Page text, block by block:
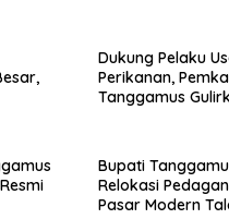
Dukung Pelaku
Perikanan,
Tanggamus
Bupati
Relokasi
Pasar Modern